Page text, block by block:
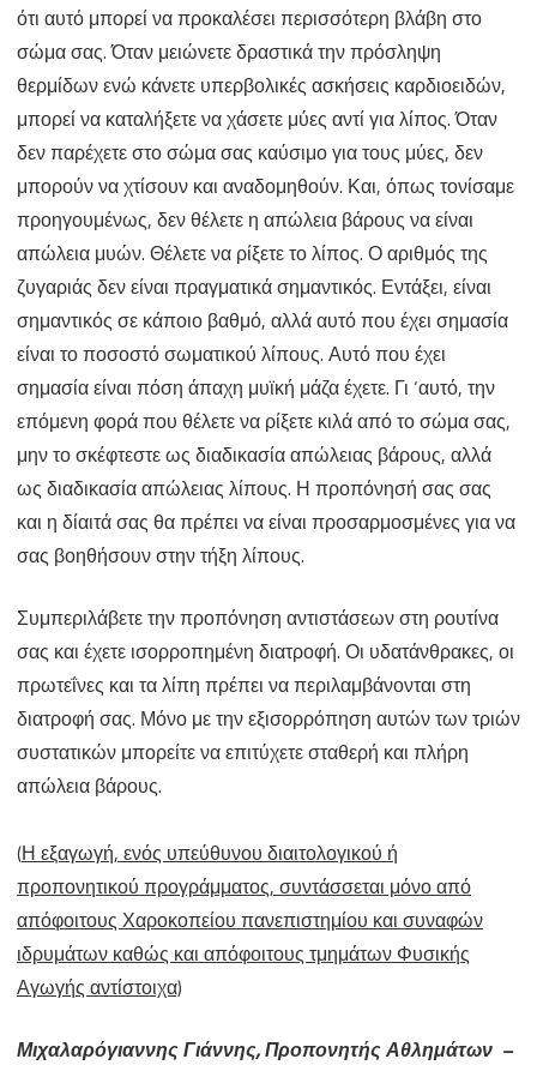
ότι αυτό μπορεί να προκαλέσει περισσότερη βλάβη στο
σώμα σας. Όταν μειώνετε δραστικά την πρόσληψη
θερμίδων ενώ κάνετε υπερβολικές ασκήσεις καρδιοειδών,
μπορεί να καταλήξετε να χάσετε μύες αντί για λίπος. Όταν
δεν παρέχετε στο σώμα σας καύσιμο για τους μύες, δεν
μπορούν να χτίσουν και αναδομηθούν. Και, όπως τονίσαμε
προηγουμένως, δεν θέλετε η απώλεια βάρους να είναι
απώλεια μυών. Θέλετε να ρίξετε το λίπος. Ο αριθμός της
ζυγαριάς δεν είναι πραγματικά σημαντικός. Εντάξει, είναι
σημαντικός σε κάποιο βαθμό, αλλά αυτό που έχει σημασία
είναι το ποσοστό σωματικού λίπους. Αυτό που έχει
σημασία είναι πόση άπαχη μυϊκή μάζα έχετε. Γι ‘αυτό, την
επόμενη φορά που θέλετε να ρίξετε κιλά από το σώμα σας,
μην το σκέφτεστε ως διαδικασία απώλειας βάρους, αλλά
ως διαδικασία απώλειας λίπους. Η προπόνησή σας σας
και η δίαιτά σας θα πρέπει να είναι προσαρμοσμένες για να
σας βοηθήσουν στην τήξη λίπους.
Συμπεριλάβετε την προπόνηση αντιστάσεων στη ρουτίνα
σας και έχετε ισορροπημένη διατροφή. Οι υδατάνθρακες, οι
πρωτεΐνες και τα λίπη πρέπει να περιλαμβάνονται στη
διατροφή σας. Μόνο με την εξισορρόπηση αυτών των τριών
συστατικών μπορείτε να επιτύχετε σταθερή και πλήρη
απώλεια βάρους.
(Η εξαγωγή, ενός υπεύθυνου διαιτολογικού ή
προπονητικού προγράμματος, συντάσσεται μόνο από
απόφοιτους Χαροκοπείου πανεπιστημίου και συναφών
ιδρυμάτων καθώς και απόφοιτους τμημάτων Φυσικής
Αγωγής αντίστοιχα)
Μιχαλαρόγιαννης Γιάννης, Προπονητής Αθλημάτων –